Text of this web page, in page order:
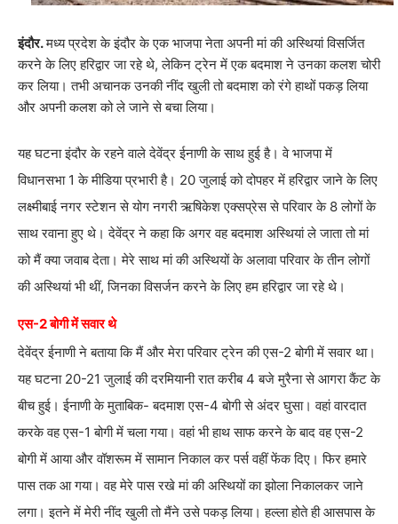
इंदौर.मध्य प्रदेश के इंदौर केएक भाजपा नेता अपनी मां की अस्थियां विसर्जित
करने के लिए हरिद्वार जा रहे थे, लेकिन ट्रेन में एक बदमाश ने उनका कलश चोरी
कर लिया।तभी अचानक उनकी नींद खुली तो बदमाश को रंगे हाथों पकड़ लिया
और अपनी कलश को ले जाने से बचा लिया।
यह घटना इंदौर के रहने वाले देवेंद्र ईनाणी के साथ हुई है। वे भाजपा में
विधानसभा 1 के मीडिया प्रभारी है। 20 जुलाई को दोपहर में हरिद्वार जाने के लिए
लक्ष्मीबाई नगर स्टेशन से योग नगरी ऋषिकेश एक्सप्रेस से परिवार के 8 लोगों के
साथ रवाना हुए थे। देवेंद्र ने कहा कि अगर वह बदमाश अस्थियां ले जाता तो मां
को मैं क्या जवाब देता। मेरे साथ मां की अस्थियों के अलावा परिवार के तीन लोगों
की अस्थियां भी थीं, जिनका विसर्जन करने के लिए हम हरिद्वार जा रहे थे।
एस-2 बोगी में सवार थे
देवेंद्र ईनाणी ने बताया कि मैं और मेरा परिवार ट्रेन की एस-2 बोगी में सवार था।
यह घटना 20-21 जुलाई की दरमियानी रात करीब 4 बजे मुरैना से आगरा कैंट के
बीच हुई। ईनाणी के मुताबिक- बदमाश एस-4 बोगी से अंदर घुसा। वहां वारदात
करके वह एस-1 बोगी में चला गया। वहां भी हाथ साफ करने के बाद वह एस-2
बोगी में आया और वॉशरूम में सामान निकाल कर पर्स वहीं फेंक दिए। फिर हमारे
पास तक आ गया। वह मेरे पास रखे मां की अस्थियों का झोला निकालकर जाने
लगा। इतने में मेरी नींद खुली तो मैंने उसे पकड़ लिया। हल्ला होते ही आसपास के